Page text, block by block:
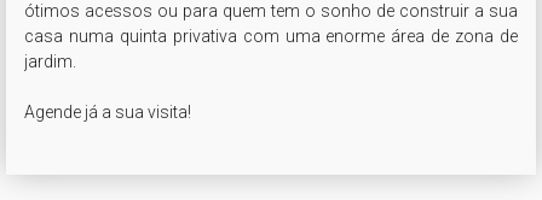
ótimos acessos ou para quem tem o sonho de construir a sua
casa numa quinta privativa com uma enorme área de zona de
jardim.
Agende já a sua visita!